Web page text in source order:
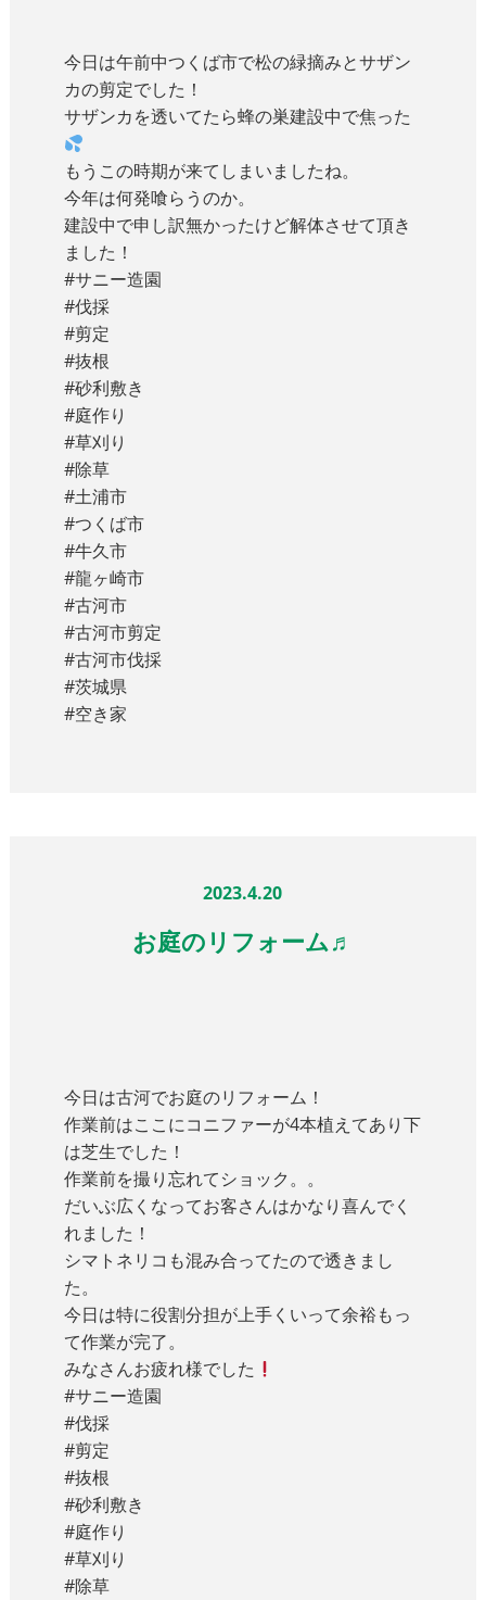
今日は午前中つくば市で松の緑摘みとサザン
カの剪定でした！
サザンカを透いてたら蜂の巣建設中で焦った
もうこの時期が来てしまいましたね。
今年は何発喰らうのか。
建設中で申し訳無かったけど解体させて頂き
ました！
#サニー造園
#伐採
#剪定
#抜根
#砂利敷き
#庭作り
#草刈り
#除草
#土浦市
#つくば市
#牛久市
#龍ヶ崎市
#古河市
#古河市剪定
#古河市伐採
#茨城県
#空き家
2023.4.20
お庭のリフォーム♬
今日は古河でお庭のリフォーム！
作業前はここにコニファーが4本植えてあり下
は芝生でした！
作業前を撮り忘れてショック。。
だいぶ広くなってお客さんはかなり喜んでく
れました！
シマトネリコも混み合ってたので透きまし
た。
今日は特に役割分担が上手くいって余裕もっ
て作業が完了。
みなさんお疲れ様でした
#サニー造園
#伐採
#剪定
#抜根
#砂利敷き
#庭作り
#草刈り
#除草